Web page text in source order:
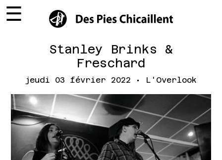
☰
Stanley Brinks &
Freschard
jeudi 03 février 2022 • L'Overlook